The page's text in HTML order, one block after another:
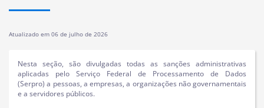
Atualizado em 06 de julho de 2026
Nesta seção, são divulgadas todas as sanções administrativas
aplicadas pelo Serviço Federal de Processamento de Dados
(Serpro)a pessoas, a empresas, a organizações não governamentais
e a servidores públicos.